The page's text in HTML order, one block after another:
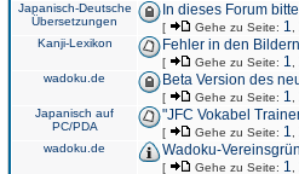
Japanisch-Deutsche
Übersetzungen
In dieses Forum
[ Gehe zu Seite: 1
Kanji-Lexikon
Fehler in den
[ Gehe zu Seite: 1
wadoku.de
Beta Version des
[ Gehe zu Seite: 1
Japanisch auf
PC/PDA
"JFC Vokabel
[ Gehe zu Seite: 1
wadoku.de
Wadoku-
[ Gehe zu Seite: 1